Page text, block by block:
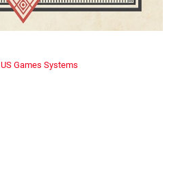
US Games Systems